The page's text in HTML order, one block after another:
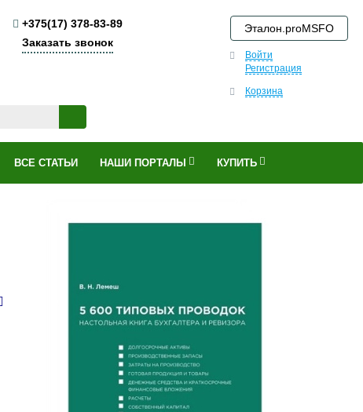
+375(17) 378-83-89
Заказать звонок
Эталон.proMSFO
Войти
Регистрация
Корзина
ВСЕ СТАТЬИ НАШИ ПОРТАЛЫ КУПИТЬ